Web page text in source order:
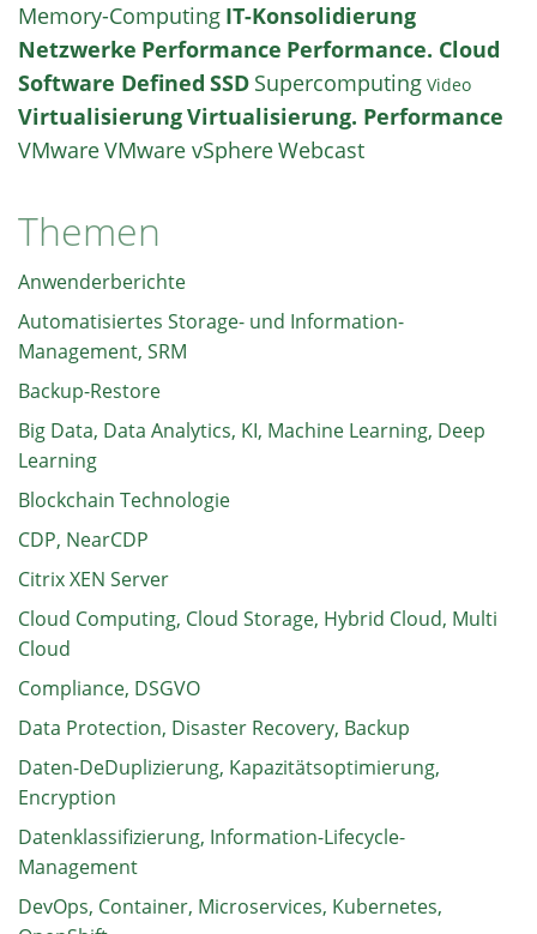
Memory-Computing IT-Konsolidierung
Netzwerke Performance Performance. Cloud
Software Defined SSD Supercomputing Video
VirtualisierungVirtualisierung. Performance
VMwareVMware vSphereWebcast
Themen
Anwenderberichte
Automatisiertes Storage- und Information-
Management, SRM
Backup-Restore
Big Data, Data Analytics, KI, Machine Learning, Deep
Learning
Blockchain Technologie
CDP, NearCDP
Citrix XEN Server
Cloud Computing, Cloud Storage, Hybrid Cloud, Multi
Cloud
Compliance, DSGVO
Data Protection, Disaster Recovery, Backup
Daten-DeDuplizierung, Kapazitätsoptimierung,
Encryption
Datenklassifizierung, Information-Lifecycle-
Management
DevOps, Container, Microservices, Kubernetes,